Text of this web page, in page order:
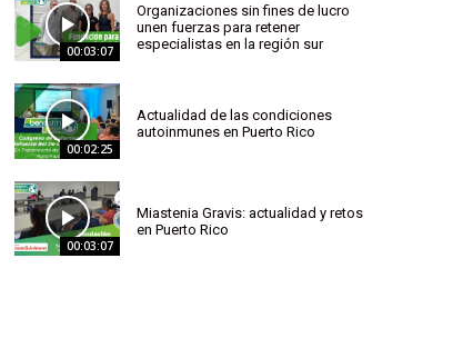
00:03:07
Organizaciones sin fines de lucro
unen fuerzas para retener
especialistas en la región sur
00:02:25
Actualidad de las condiciones
autoinmunes en Puerto Rico
00:03:07
Miastenia Gravis: actualidad y retos
en Puerto Rico